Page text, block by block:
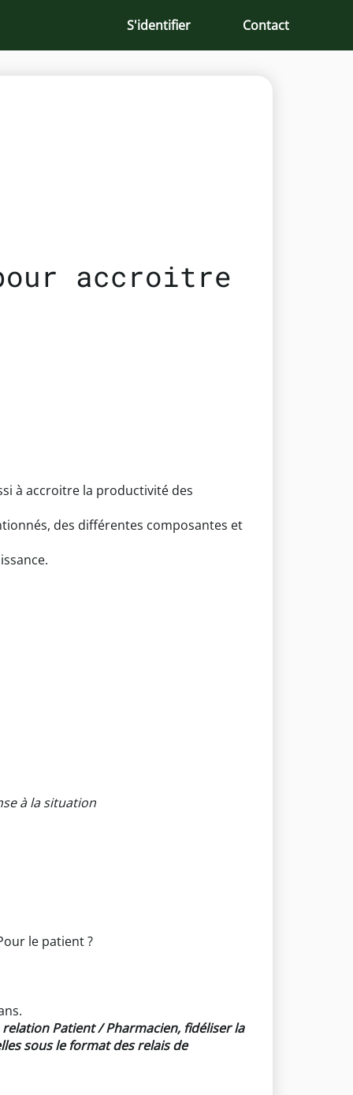
S'identifier Contact
accroitre
à accroitre la productivité des
des différentes composantes et
à la situation
le patient ?
Patient / Pharmacien, fidéliser la
sous le format des relais de